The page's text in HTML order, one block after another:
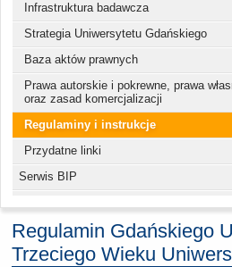
Infrastruktura badawcza
Strategia Uniwersytetu Gdańskiego
Baza aktów prawnych
Prawa autorskie i pokrewne, prawa
oraz zasad komercjalizacji
Regulaminy i instrukcje
Przydatne linki
Serwis BIP
Regulamin Gdańskiego
Trzeciego Wieku